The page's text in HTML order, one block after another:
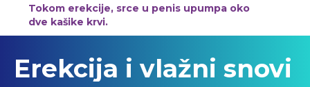
Tokom erekcije, srce u penis upumpa oko
dve kašike krvi.
Erekcija i vlažni snovi